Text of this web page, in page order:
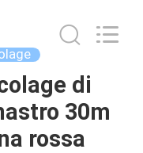
di
30m
rossa